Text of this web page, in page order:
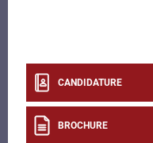
CANDIDATURE
BROCHURE